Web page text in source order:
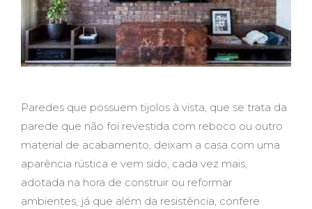
Paredes que possuem tijolos à vista, que se trata da
parede que não foi revestida com reboco ou outro
material de acabamento, deixam a casa com uma
aparência rústica e vem sido, cada vez mais,
adotada na hora de construir ou reformar
ambientes, já que além da resistência, confere